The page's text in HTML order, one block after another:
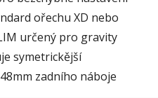
ořechu XD nebo
určený pro gravity
symetrickější
zadního náboje